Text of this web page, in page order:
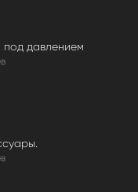
под давлением